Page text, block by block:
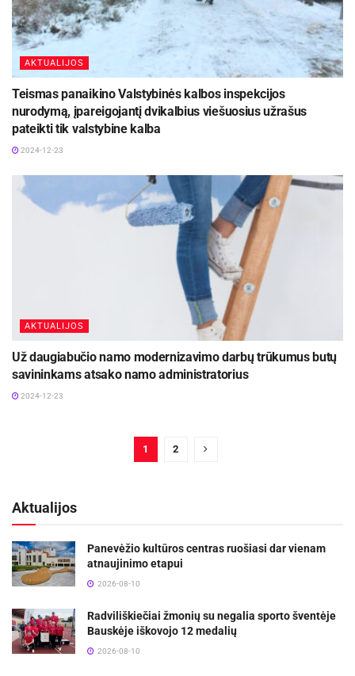
AKTUALIJOS
Teismas panaikino Valstybinės kalbos inspekcijos
nurodymą, įpareigojantį dvikalbius viešuosius užrašus
pateikti tik valstybine kalba
2024-12-23
AKTUALIJOS
Už daugiabučio namo modernizavimo darbų trūkumus butų
savininkams atsako namo administratorius
2024-12-23
1 2
Aktualijos
Panevėžio kultūros centras ruošiasi dar vienam
atnaujinimo etapui
2026-08-10
Radviliškiečiai žmonių su negalia sporto šventėje
Bauskėje iškovojo 12 medalių
2026-08-10